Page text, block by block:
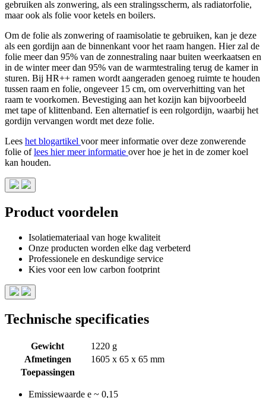
gebruiken als zonwering, als een stralingsscherm, als radiatorfolie,
maar ook als folie voor ketels en boilers.
Om de folie als zonwering of raamisolatie te gebruiken, kan je deze
als een gordijn aan de binnenkant voor het raam hangen. Hier zal de
folie meer dan 95% van de zonnestraling naar buiten weerkaatsen en
in de winter meer dan 95% van de warmtestraling terug de kamer in
sturen. Bij HR++ ramen wordt aangeraden genoeg ruimte te houden
tussen raam en folie, ongeveer 15 cm, om oververhitting van het
raam te voorkomen. Bevestiging aan het kozijn kan bijvoorbeeld
met tape of klittenband. Een alternatief is een rolgordijn, waarbij het
gordijn vervangen wordt met deze folie.
Lees het blogartikel voor meer informatie over deze zonwerende
folie oflees hier meer informatie over hoe je het in de zomer koel
kan houden.
Product voordelen
Isolatiemateriaal van hoge kwaliteit
Onze producten worden elke dag verbeterd
Professionele en deskundige service
Kies voor een low carbon footprint
Technische specificaties
Gewicht
1220 g
Afmetingen
1605 x 65 x 65 mm
Toepassingen
Emissiewaarde e ~ 0,15